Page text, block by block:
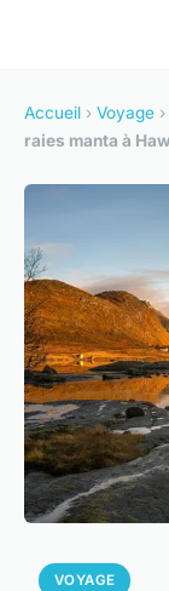
Accueil › Voyage ›
raies manta à
VOYAGE